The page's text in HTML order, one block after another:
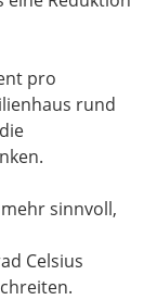
pro
rund
sinnvoll,
Celsius